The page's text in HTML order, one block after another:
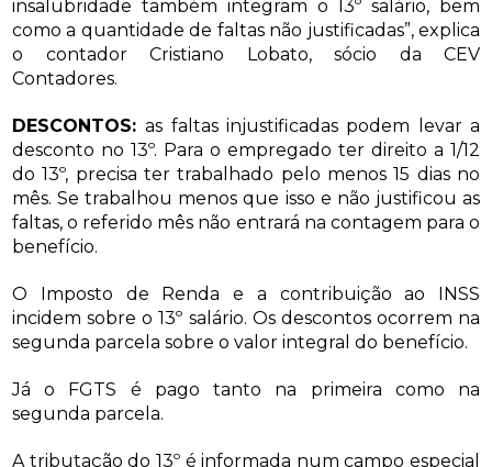
insalubridade também integram o 13º salário, bem
como a quantidade de faltas não justificadas”, explica
o contador Cristiano Lobato, sócio da CEV
Contadores.
DESCONTOS:as faltas injustificadas podem levar a
desconto no 13º. Para o empregado ter direito a 1/12
do 13º, precisa ter trabalhado pelo menos 15 dias no
mês. Se trabalhou menos que isso e não justificou as
faltas, o referido mês não entrará na contagem para o
benefício.
O Imposto de Renda e a contribuição ao INSS
incidem sobre o 13º salário. Os descontos ocorrem na
segunda parcela sobre o valor integral do benefício.
Já o FGTS é pago tanto na primeira como na
segunda parcela.
A tributação do 13º é informada num campo especial